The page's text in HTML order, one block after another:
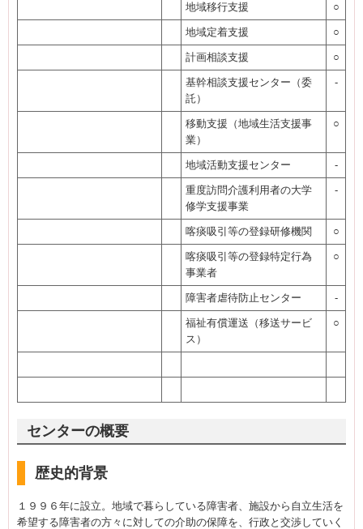
地域移行支援 ○
地域定着支援 ○
計画相談支援 ○
基幹相談支援センター（委
託）
-
移動支援（地域生活支援事
業）
○
地域活動支援センター -
重度訪問介護利用者の大学
修学支援事業
-
喀痰吸引等の登録研修機関 ○
喀痰吸引等の登録特定行為
事業者
○
障害者虐待防止センター -
福祉有償運送（移送サービ
ス）
○
センターの概要
歴史的背景
１９９６年に設立。地域で暮らしている障害者、施設から自立生活を
希望する障害者の方々に対しての介助の保障を、行政と交渉していく